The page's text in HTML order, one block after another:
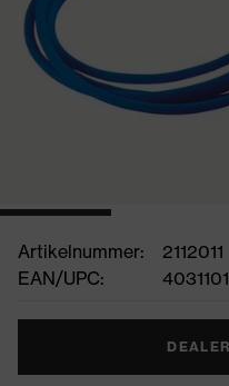
Artikelnummer:
2112011
EAN/UPC: